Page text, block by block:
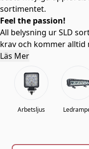
sortimentet.
Feel the passion!
All belysning ur SLD
krav och kommer alltid
Läs Mer
Arbetsljus